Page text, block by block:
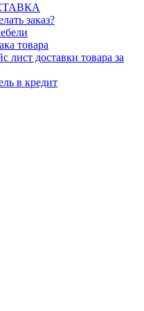
заказ?
товара
лист доставки товара за
в кредит